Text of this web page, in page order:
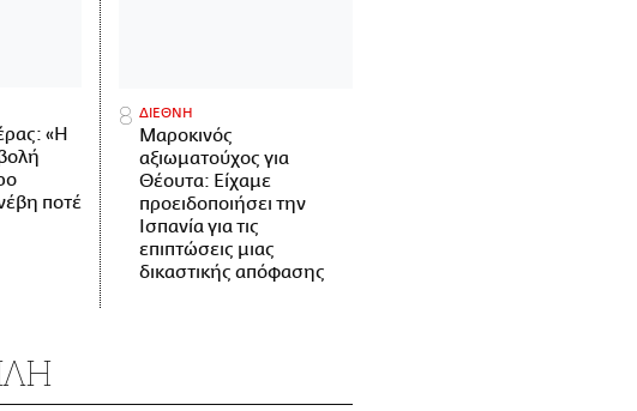
«Η
ποτέ
ΔΙΕΘΝΗ
Μαροκινός
αξιωματούχος για
Θέουτα: Είχαμε
προειδοποιήσει την
Ισπανία για τις
επιπτώσεις μιας
δικαστικής απόφασης